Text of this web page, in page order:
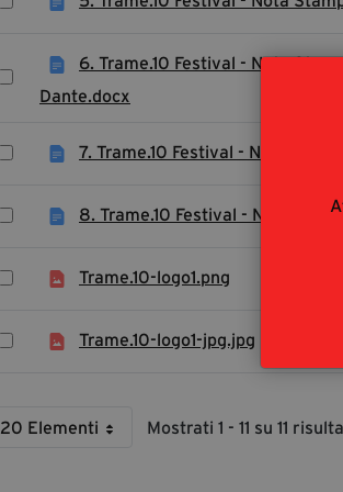
6. Trame.10 Festival - Nota
Dante.docx
7. Trame.10 Festival - Nota
8. Trame.10 Festival - Nota
Trame.10-logo1.png
Trame.10-logo1-jpg.jpg
20 Elementi
Per Page Mostrati 1 - 11 su 11